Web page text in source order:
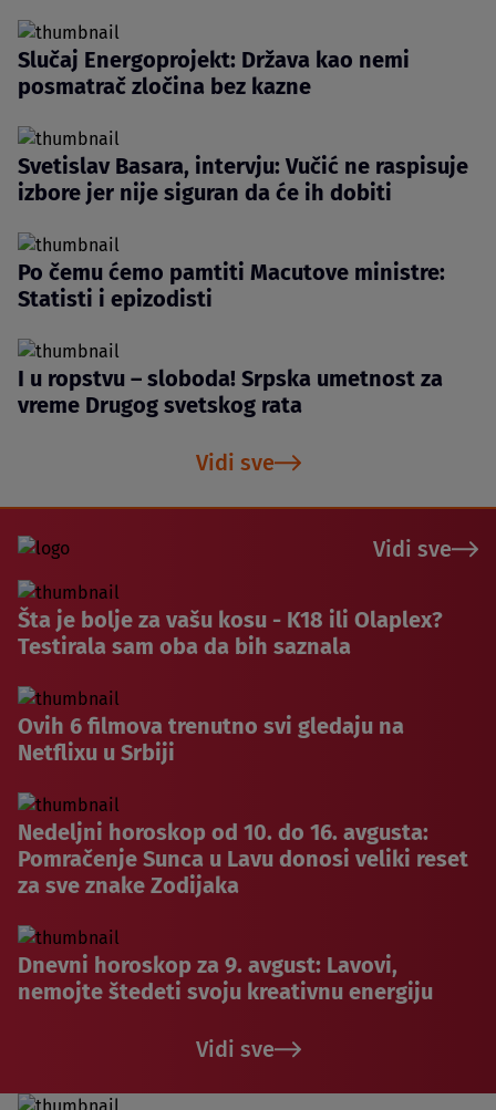
Slučaj Energoprojekt: Država kao nemi
posmatrač zločina bez kazne
Svetislav Basara, intervju: Vučić ne raspisuje
izbore jer nije siguran da će ih dobiti
Po čemu ćemo pamtiti Macutove ministre:
Statisti i epizodisti
I u ropstvu – sloboda! Srpska umetnost za
vreme Drugog svetskog rata
Vidi sve
Vidi sve
Šta je bolje za vašu kosu - K18 ili Olaplex?
Testirala sam oba da bih saznala
Ovih 6 filmova trenutno svi gledaju na
Netflixu u Srbiji
Nedeljni horoskop od 10. do 16. avgusta:
Pomračenje Sunca u Lavu donosi veliki reset
za sve znake Zodijaka
Dnevni horoskop za 9. avgust: Lavovi,
nemojte štedeti svoju kreativnu energiju
Vidi sve